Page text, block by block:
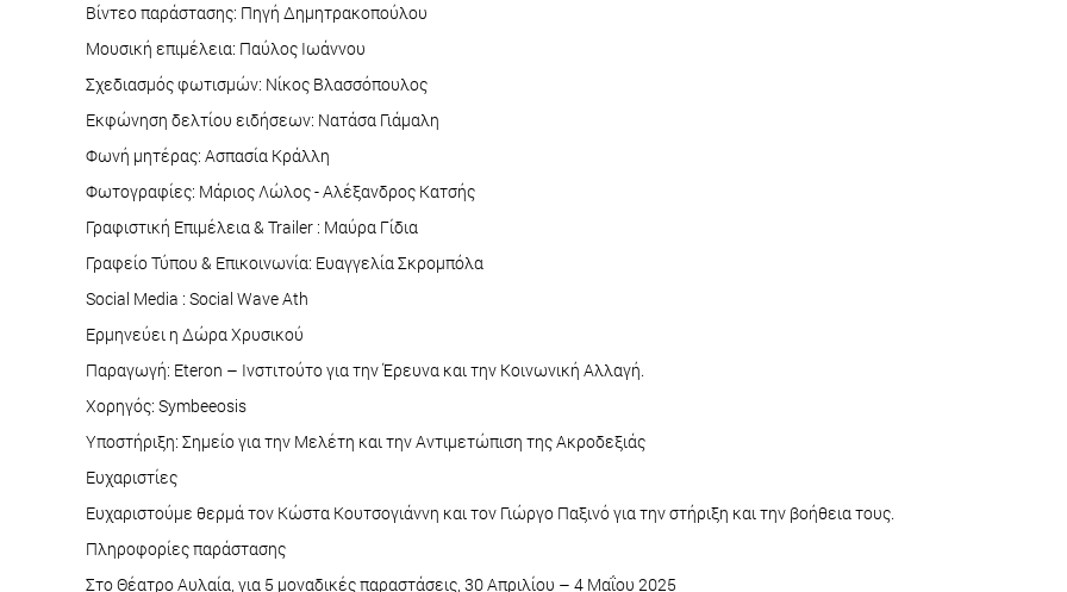
Βίντεο παράστασης: Πηγή Δημητρακοπούλου
Μουσική επιμέλεια: Παύλος Ιωάννου
Σχεδιασμός φωτισμών: Νίκος Βλασσόπουλος
Εκφώνηση δελτίου ειδήσεων: Νατάσα Γιάμαλη
Φωνή μητέρας: Ασπασία Κράλλη
Φωτογραφίες: Μάριος Λώλος - Αλέξανδρος Κατσής
Γραφιστική Επιμέλεια & Trailer : Mαύρα Γίδια
Γραφείο Τύπου & Επικοινωνία: Ευαγγελία Σκρομπόλα
Social Media : Social Wave Ath
Ερμηνεύει η Δώρα Χρυσικού
Παραγωγή: Eteron – Ινστιτούτο για την Έρευνα και την Κοινωνική Αλλαγή.
Χορηγός: Symbeeosis
Υποστήριξη: Σημείο για την Μελέτη και την Αντιμετώπιση της Ακροδεξιάς
Ευχαριστίες
Ευχαριστούμε θερμά τον Κώστα Κουτσογιάννη και τον Γιώργο Παξινό για την στήριξη και την βοήθεια τους.
Πληροφορίες παράστασης
Στο Θέατρο Αυλαία, για 5 μοναδικές παραστάσεις, 30 Απριλίου – 4 Μαΐου 2025